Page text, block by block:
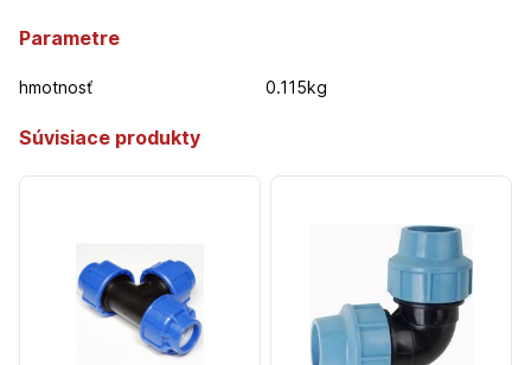
Parametre
hmotnosť 0.115kg
Súvisiace produkty